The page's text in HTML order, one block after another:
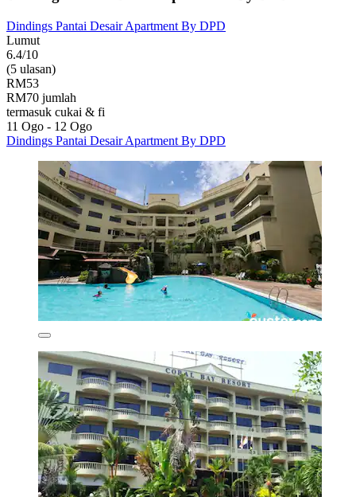
Dindings Pantai Desair Apartment By DPD
Lumut
6.4/10
(5 ulasan)
RM53
RM70 jumlah
termasuk cukai & fi
11 Ogo - 12 Ogo
Dindings Pantai Desair Apartment By DPD